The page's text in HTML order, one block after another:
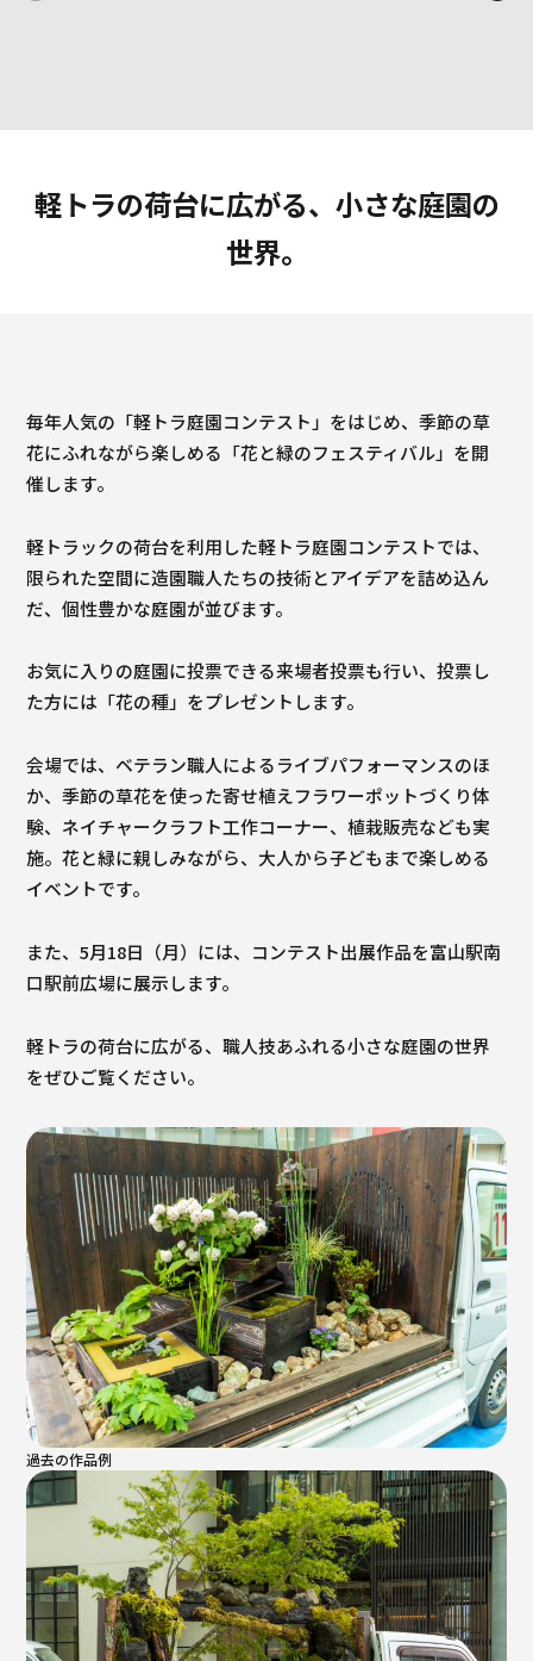
軽トラの荷台に広がる、小さな庭園の
世界。
毎年人気の「軽トラ庭園コンテスト」をはじめ、季節の草
花にふれながら楽しめる「花と緑のフェスティバル」を開
催します。
軽トラックの荷台を利用した軽トラ庭園コンテストでは、
限られた空間に造園職人たちの技術とアイデアを詰め込ん
だ、個性豊かな庭園が並びます。
お気に入りの庭園に投票できる来場者投票も行い、投票し
た方には「花の種」をプレゼントします。
会場では、ベテラン職人によるライブパフォーマンスのほ
か、季節の草花を使った寄せ植えフラワーポットづくり体
験、ネイチャークラフト工作コーナー、植栽販売なども実
施。花と緑に親しみながら、大人から子どもまで楽しめる
イベントです。
また、5月18日（月）には、コンテスト出展作品を富山駅南
口駅前広場に展示します。
軽トラの荷台に広がる、職人技あふれる小さな庭園の世界
をぜひご覧ください。
過去の作品例